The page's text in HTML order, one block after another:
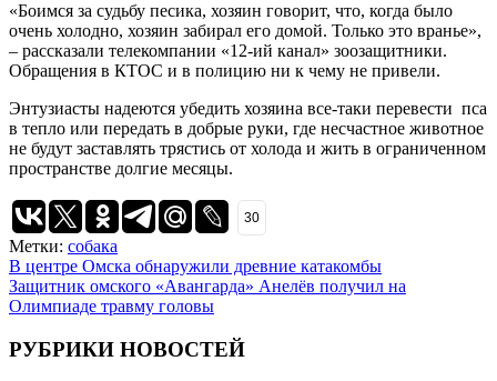
«Боимся за судьбу песика, хозяин говорит, что, когда было
очень холодно, хозяин забирал его домой. Только это вранье»,
– рассказали телекомпании «12-ий канал» зоозащитники.
Обращения в КТОС и в полицию ни к чему не привели.
Энтузиасты надеются убедить хозяина все-таки перевести пса
в тепло или передать в добрые руки, где несчастное животное
не будут заставлять трястись от холода и жить в ограниченном
пространстве долгие месяцы.
30
Метки: собака
Навигация
по
В центре Омска обнаружили древние катакомбы
Защитник омского «Авангарда» Анелёв получил на
Олимпиаде травму головы
РУБРИКИ НОВОСТЕЙ